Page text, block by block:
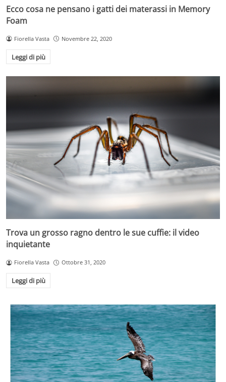
Ecco cosa ne pensano i gatti dei materassi in Memory
Foam
Fiorella Vasta Novembre 22, 2020
Leggi di più
Trova un grosso ragno dentro le sue cuffie: il video
inquietante
Fiorella Vasta Ottobre 31, 2020
Leggi di più